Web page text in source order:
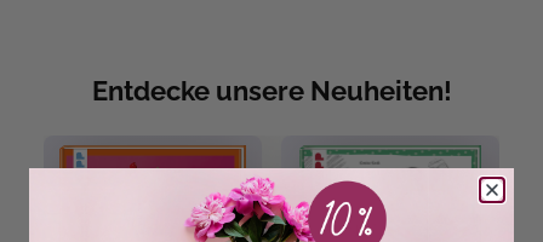
Entdecke unsere Neuheiten!